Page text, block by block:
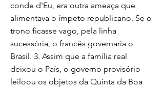
conde d'Eu, era outra ameaça que
alimentava o ímpeto republicano. Se o
trono ficasse vago, pela linha
sucessória, o francês governaria o
Brasil. 3. Assim que a família real
deixou o País, o governo provisório
leiloou os objetos da Quinta da Boa